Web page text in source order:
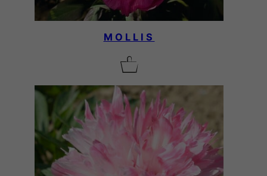
MOLLIS